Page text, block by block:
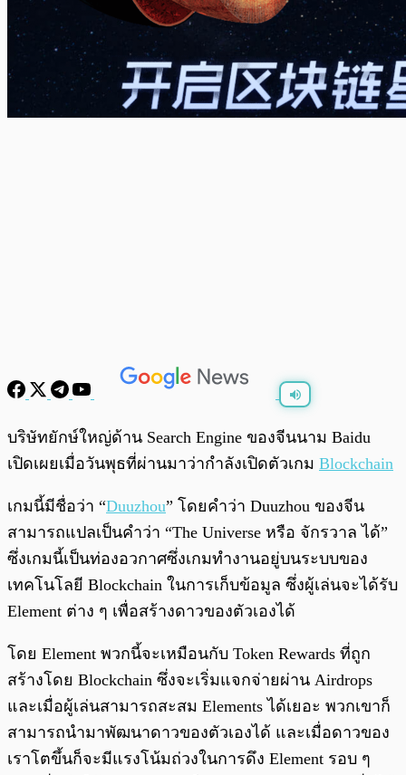
พร้อมเล่น
บริษัทยักษ์ใหญ่ด้าน Search Engine ของจีนนาม Baidu
เปิดเผยเมื่อวันพุธที่ผ่านมาว่ากำลังเปิดตัวเกม Blockchain
เกมนี้มีชื่อว่า “Duuzhou” โดยคำว่า Duuzhou ของจีน
สามารถแปลเป็นคำว่า “The Universe หรือ จักรวาล ได้”
ซึ่งเกมนี้เป็นท่องอวกาศซึ่งเกมทำงานอยู่บนระบบของ
เทคโนโลยี Blockchain ในการเก็บข้อมูล ซึ่งผู้เล่นจะได้รับ
Element ต่าง ๆ เพื่อสร้างดาวของตัวเองได้
โดย Element พวกนี้จะเหมือนกับ Token Rewards ที่ถูก
สร้างโดย Blockchain ซึ่งจะเริ่มแจกจ่ายผ่าน Airdrops
และเมื่อผู้เล่นสามารถสะสม Elements ได้เยอะ พวกเขาก็
สามารถนำมาพัฒนาดาวของตัวเองได้ และเมื่อดาวของ
เราโตขึ้นก็จะมีแรงโน้มถ่วงในการดึง Element รอบ ๆ